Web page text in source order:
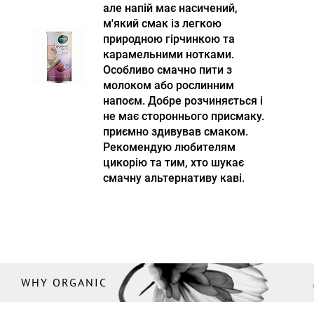
але напій має насичений,
м'який смак із легкою
природною гірчинкою та
карамельними нотками.
Особливо смачно пити з
молоком або рослинним
напоєм. Добре розчиняється і
не має стороннього присмаку.
приємно здивував смаком.
Рекомендую любителям
цикорію та тим, хто шукає
смачну альтернативу каві.
WHY ORGANIC